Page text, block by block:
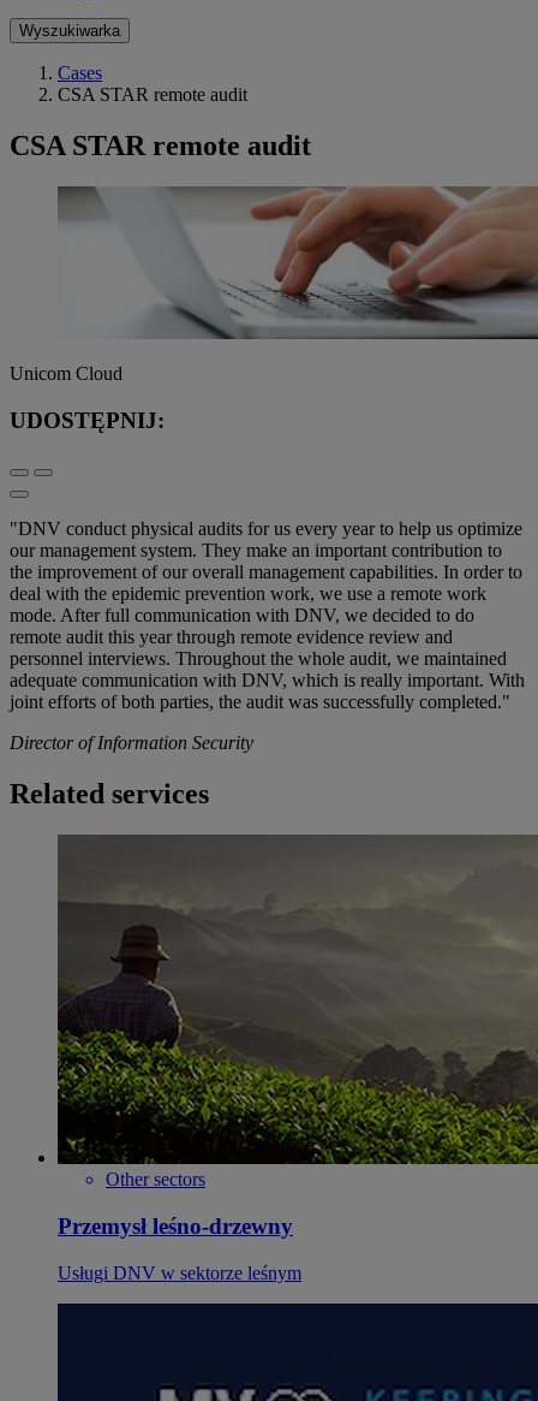
Wyszukiwarka
Cases
CSA STAR remote audit
CSA STAR remote audit
Unicom Cloud
UDOSTĘPNIJ:
"DNV conduct physical audits for us every year to help us optimize
our management system. They make an important contribution to
the improvement of our overall management capabilities. In order to
deal with the epidemic prevention work, we use a remote work
mode. After full communication with DNV, we decided to do
remote audit this year through remote evidence review and
personnel interviews. Throughout the whole audit, we maintained
adequate communication with DNV, which is really important. With
joint efforts of both parties, the audit was successfully completed."
Director of Information Security
Related services
Other sectors
Przemysł leśno-drzewny
Usługi DNV w sektorze leśnym